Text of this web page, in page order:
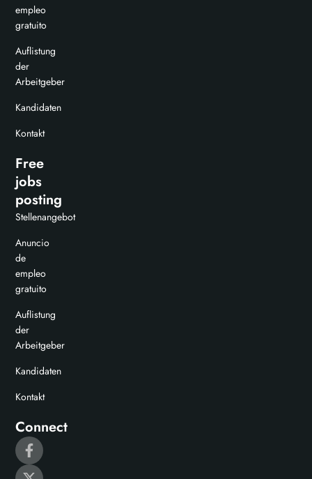
empleo
gratuito
Auflistung
der
Arbeitgeber
Kandidaten
Kontakt
Free
jobs
posting
Stellenangebot
Anuncio
de
empleo
gratuito
Auflistung
der
Arbeitgeber
Kandidaten
Kontakt
Connect